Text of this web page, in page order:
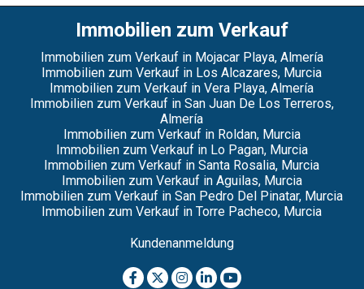
Immobilien zum Verkauf
Immobilien zum Verkauf in Mojacar Playa, Almería
Immobilien zum Verkauf in Los Alcazares, Murcia
Immobilien zum Verkauf in Vera Playa, Almería
Immobilien zum Verkauf in San Juan De Los Terreros,
Almería
Immobilien zum Verkauf in Roldan, Murcia
Immobilien zum Verkauf in Lo Pagan, Murcia
Immobilien zum Verkauf in Santa Rosalia, Murcia
Immobilien zum Verkauf in Aguilas, Murcia
Immobilien zum Verkauf in San Pedro Del Pinatar, Murcia
Immobilien zum Verkauf in Torre Pacheco, Murcia
Kundenanmeldung